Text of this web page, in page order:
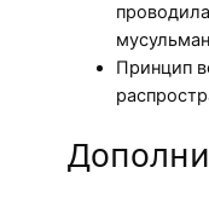
Принцип